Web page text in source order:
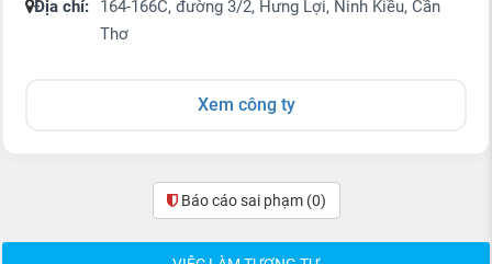
Địa chỉ:
164-166C, đường 3/2, Hưng Lợi, Ninh Kiều, Cần
Thơ
Xem công ty
Báo cáo sai phạm (0)